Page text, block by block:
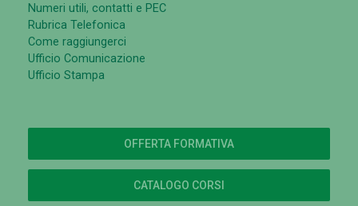
Numeri utili, contatti e PEC
Rubrica Telefonica
Come raggiungerci
Ufficio Comunicazione
Ufficio Stampa
OFFERTA FORMATIVA
CATALOGO CORSI